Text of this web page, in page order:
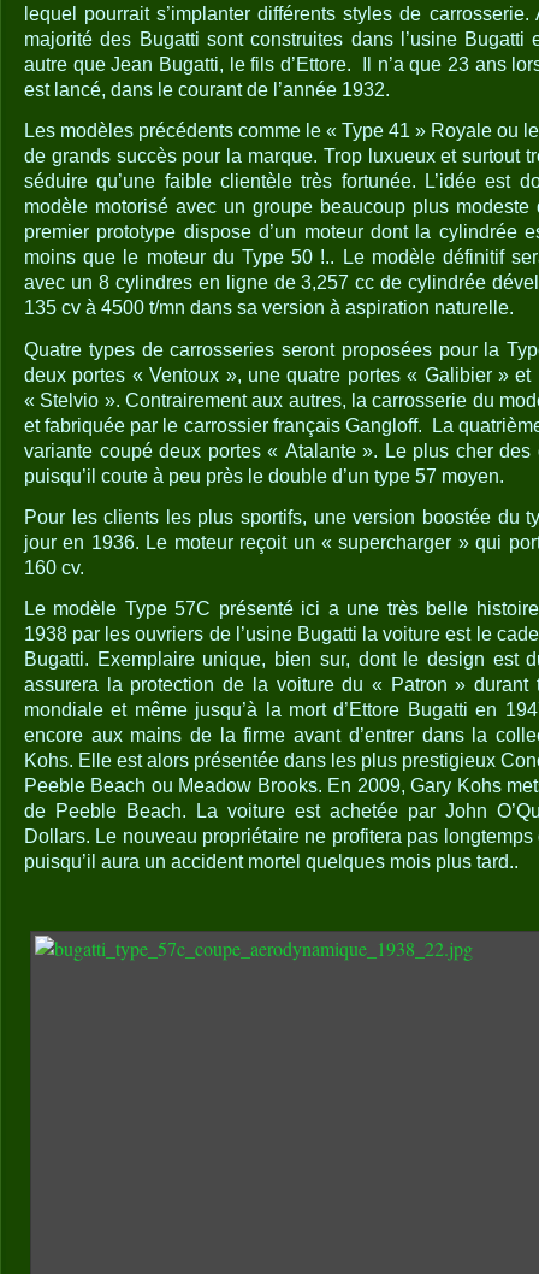
lequel pourrait s’implanter différents styles de
majorité des Bugatti sont construites dans l’usine Bugatti
autre que Jean Bugatti, le fils d’Ettore.
Il n’a que 23 ans
est lancé, dans le courant de l’année 1932.
Les modèles précédents comme le « Type 41 » Royale ou
de grands succès pour la marque. Trop luxueux et surtout
séduire qu’une faible clientèle très fortunée. L’idée est
modèle motorisé avec un groupe beaucoup plus
premier prototype dispose d’un moteur dont la cylindrée
moins que le moteur du Type 50 !.. Le modèle définitif
avec un 8 cylindres en ligne de 3,257 cc de cylindrée
135 cv à 4500 t/mn dans sa version à aspiration naturelle.
Quatre types de carrosseries seront proposées pour la
deux portes « Ventoux », une quatre portes « Galibier »
« Stelvio ». Contrairement aux autres, la carrosserie du
et fabriquée par le carrossier français Gangloff.
La
variante coupé deux portes « Atalante ». Le plus cher des
puisqu’il coute à peu près le double d’un type 57 moyen.
Pour les clients les plus sportifs, une version boostée du
jour en 1936. Le moteur reçoit un « supercharger » qui
160 cv.
Le modèle Type 57C présenté ici a une très belle
1938 par les ouvriers de l’usine Bugatti la voiture est le
Bugatti. Exemplaire unique, bien sur, dont le design est
assurera la protection de la voiture du « Patron » durant
mondiale et même jusqu’à la mort d’Ettore Bugatti en
encore aux mains de la firme avant d’entrer dans la
Kohs. Elle est alors présentée dans les plus prestigieux
Peeble Beach ou Meadow Brooks. En 2009, Gary Kohs
de Peeble Beach. La voiture est achetée par John
Dollars. Le nouveau propriétaire ne profitera pas
puisqu’il aura un accident mortel quelques mois plus tard..